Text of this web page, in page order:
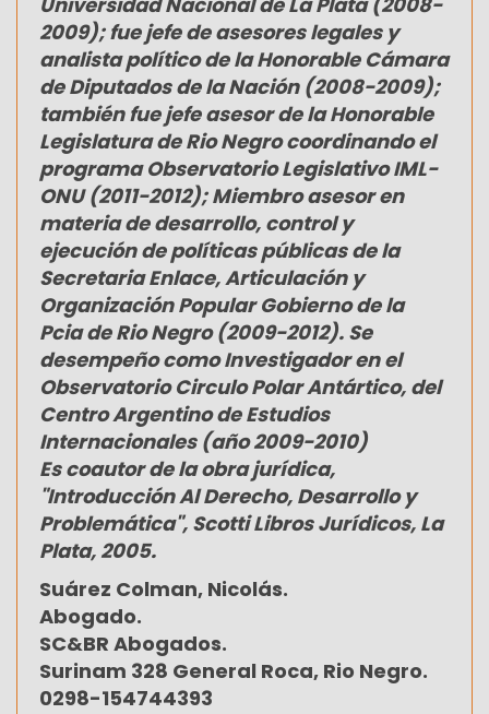
2009); fue jefe de asesores legales y
analista político de la Honorable Cámara
de Diputados de la Nación (2008-2009);
también fue jefe asesor de la Honorable
Legislatura de Rio Negro coordinando el
programa Observatorio Legislativo IML-
ONU (2011-2012); Miembro asesor en
materia de desarrollo, control y
ejecución de políticas públicas de la
Secretaria Enlace, Articulación y
Organización Popular Gobierno de la
Pcia de Rio Negro (2009-2012). Se
desempeño como Investigador en el
Observatorio Circulo Polar Antártico, del
Centro Argentino de Estudios
Internacionales (año 2009-2010)
Es coautor de la obra jurídica,
"Introducción Al Derecho, Desarrollo y
Problemática", Scotti Libros Jurídicos, La
Plata, 2005.
Suárez Colman, Nicolás.
Abogado.
SC&BR Abogados.
Surinam 328 General Roca, Rio Negro.
0298-154744393